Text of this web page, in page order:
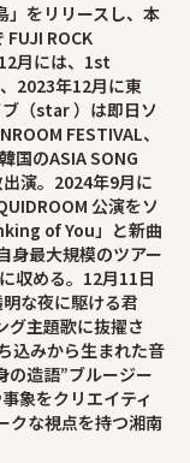
」をリリースし、本
ROCK
月には、1st
2023年12月に東
（star ）は即日ソ
FESTIVAL、
国のASIA SONG
演。2024年9月に
公演をソ
of You」と新曲
身最大規模のツアー
収める。12月11日
明な夜に駆ける君
グ主題歌に抜擢さ
込みから生まれた音
の造語”ブルージー
象をクリエイティ
クな視点を持つ湘南